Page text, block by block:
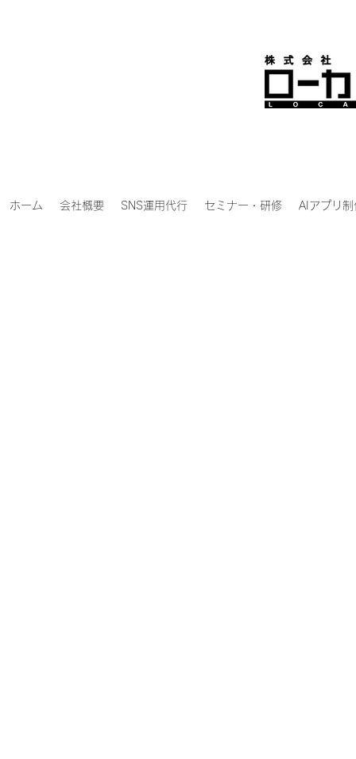
ホーム 会社概要 SNS運用代行 セミナー・研修 AIアプリ制